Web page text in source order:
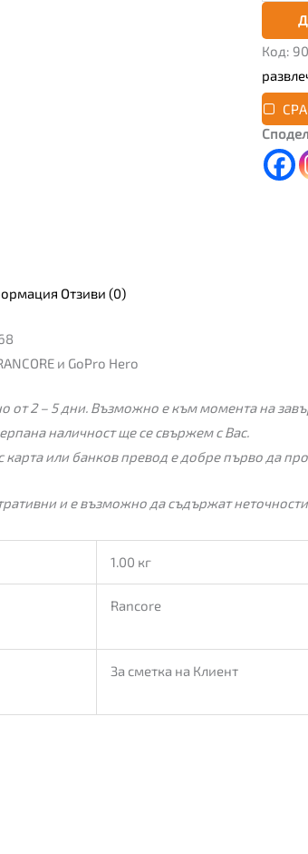
Код:
Отзиви (0)
и GoPro Hero
от 2 – 5 дни. Възможно е към момента на
наличност ще се свържем с Вас.
или банков превод е добре първо да
и е възможно да съдържат
1.00 кг
Rancore
За сметка на Клиент